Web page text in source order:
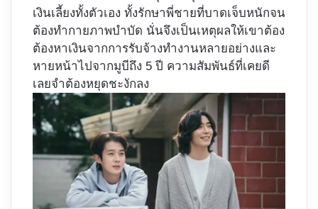
เงินเลี้ยงทั้งตัวเอง ทั้งรักษาพี่ชายที่บาดเจ็บหนักจน
ต้องทำกายภาพบำบัด นั่นจึงเป็นเหตุผลให้เขาต้อง
ต้องหาเงินจากการรับจ้างทำงานหลายอย่างและ
หายหน้าไปจากมูบีถึง 5 ปี ความสัมพันธ์ที่เคยดี
เลยจำต้องหยุดชะงักลง